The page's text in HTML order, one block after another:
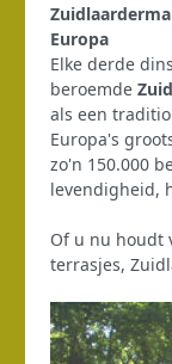
Europa
Elke derde
beroemde
als een
Europa's
zo'n 150.000
levendigheid,
Of u nu houdt
terrasjes,